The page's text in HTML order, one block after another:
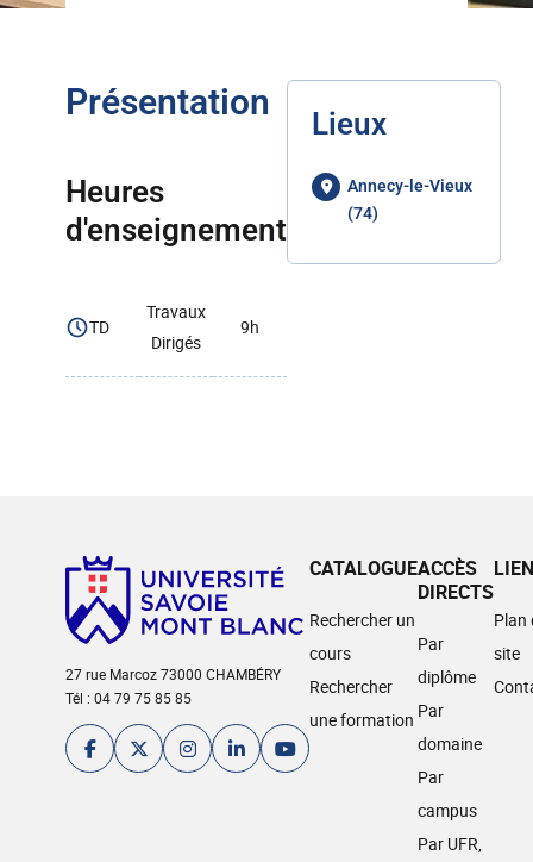
Présentation
Heures
d'enseignement
TD
Travaux
Dirigés
9h
Lieux
Annecy-le-Vieux
(74)
27 rue Marcoz 73000 CHAMBÉRY
Tél : 04 79 75 85 85
CATALOGUE
Rechercher un
cours
Rechercher
une formation
ACCÈS
DIRECTS
Par
diplôme
Par
domaine
Par
campus
Par UFR,
Plan
site